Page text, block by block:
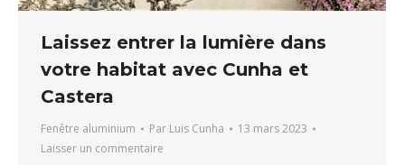
Laissez entrer la lumière dans
votre habitat avec Cunha et
Castera
Fenêtre aluminium Par Luis Cunha
13 mars 2023
Laisser un commentaire